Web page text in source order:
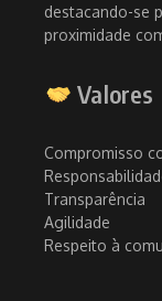
destacando-se
proximidade
Valores
Compromisso
Transparência
Agilidade
Respeito à